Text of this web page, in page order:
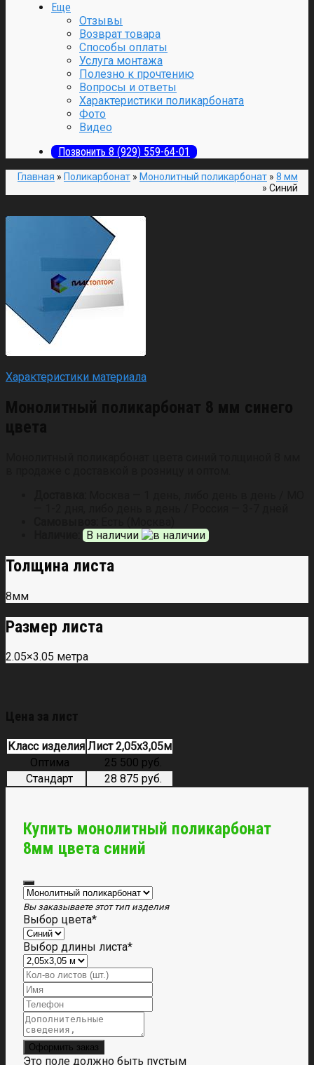
Еще
Отзывы
Возврат товара
Способы оплаты
Услуга монтажа
Полезно к прочтению
Вопросы и ответы
Характеристики поликарбоната
Фото
Видео
Позвонить 8 (929) 559-64-01
Главная » Поликарбонат » Монолитный поликарбонат » 8 мм
» Синий
Характеристики материала
Монолитный поликарбонат 8 мм синего
цвета
В наличии
Толщина листа
8мм
Размер листа
2.05×3.05 метра
Цена за лист
Класс изделия Лист 2,05х3,05м
Оптима
25 500 руб.
Стандарт
28 875 руб.
Купить монолитный поликарбонат
8мм цвета синий
Вы заказываете этот тип изделия
Выбор цвета*
Выбор длины листа*
Оформить заказ
Это поле должно быть пустым